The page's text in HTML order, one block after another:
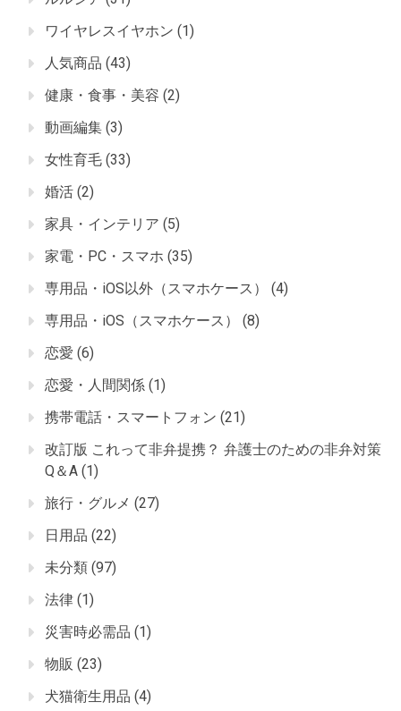
ワイヤレスイヤホン (1)
人気商品 (43)
健康・食事・美容 (2)
動画編集 (3)
女性育毛 (33)
婚活 (2)
家具・インテリア (5)
家電・PC・スマホ (35)
専用品・iOS以外（スマホケース）
(4)
専用品・iOS（スマホケース）
(8)
恋愛 (6)
恋愛・人間関係 (1)
携帯電話・スマートフォン (21)
改訂版 これって非弁提携？ 弁護士のための非弁対策
Q＆A (1)
旅行・グルメ (27)
日用品 (22)
未分類 (97)
法律 (1)
災害時必需品 (1)
物販 (23)
犬猫衛生用品 (4)